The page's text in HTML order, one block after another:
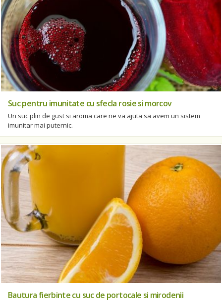
Suc pentru imunitate cu sfecla rosie si morcov
Un suc plin de gust si aroma care ne va ajuta sa avem un sistem
imunitar mai puternic.
Bautura fierbinte cu suc de portocale si mirodenii